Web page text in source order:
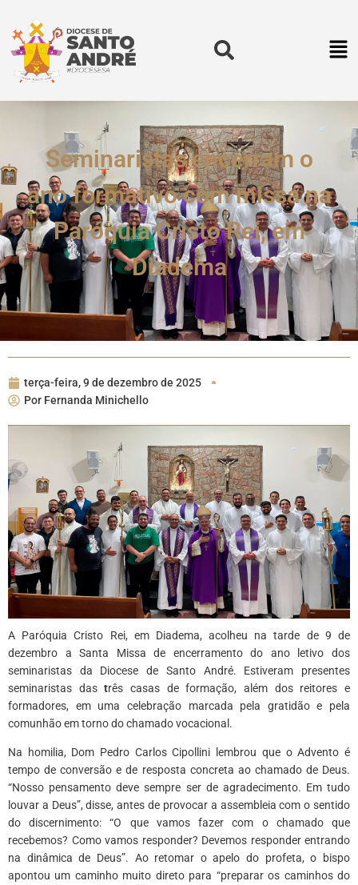
Seminaristas encerram o
ano formativo com missa na
Paróquia Cristo Rei, em
Diadema
terça-feira, 9 de dezembro de 2025
Por Fernanda Minichello
A Paróquia Cristo Rei, em Diadema, acolheu na tarde de 9 de
dezembro a Santa Missa de encerramento do ano letivo dos
seminaristas da Diocese de Santo André. Estiveram presentes
seminaristas dastrês casas de formação, além dos reitores e
formadores, em uma celebração marcada pela gratidão e pela
comunhão em torno do chamado vocacional.
Na homilia, Dom Pedro Carlos Cipollini lembrou que o Advento é
tempo de conversão e de resposta concreta ao chamado de Deus.
“Nosso pensamento deve sempre ser de agradecimento. Em tudo
louvar a Deus”, disse, antes de provocar a assembleia com o sentido
do discernimento: “O que vamos fazer com o chamado que
recebemos? Como vamos responder? Devemos responder entrando
na dinâmica de Deus”. Ao retomar o apelo do profeta, o bispo
apontou um caminho muito direto para “preparar os caminhos do